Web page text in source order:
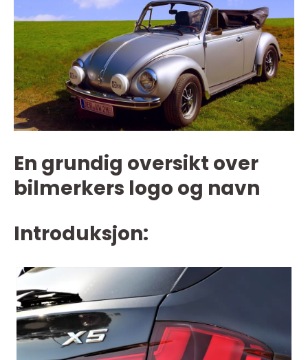
En grundig oversikt over
bilmerkers logo og navn
Introduksjon: